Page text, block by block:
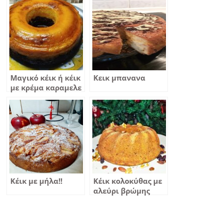
Μαγικό κέικ ή κέικ
με κρέμα καραμελε
Κεικ μπανανα
Κέικ με μήλα!!
Κέικ κολοκύθας με
αλεύρι βρώμης